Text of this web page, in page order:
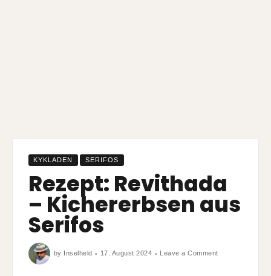
KYKLADEN SERIFOS
Rezept: Revithada
– Kichererbsen aus
Serifos
by Inselheld 17. August 2024 Leave a CommentRezept: